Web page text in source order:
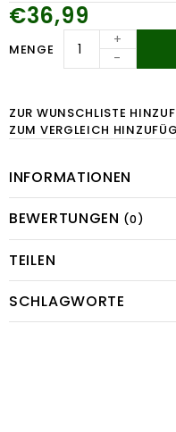
€36,99
MENGE
+
-
ZUR WUNSCHLISTE
ZUM VERGLEICH
INFORMATIONEN
BEWERTUNGEN (0)
TEILEN
SCHLAGWORTE